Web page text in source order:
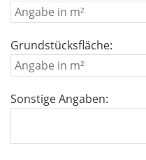
Grundstücksfläche:
Sonstige Angaben: